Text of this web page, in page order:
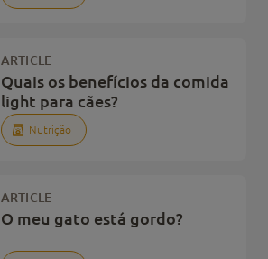
ARTICLE
Quais os benefícios da comida
light para cães?
Nutrição
ARTICLE
O meu gato está gordo?